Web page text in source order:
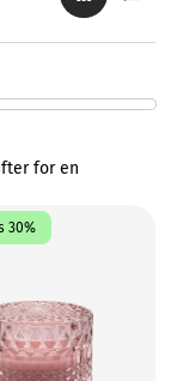
for en
30%